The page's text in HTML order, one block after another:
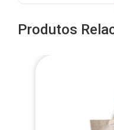
Produtos